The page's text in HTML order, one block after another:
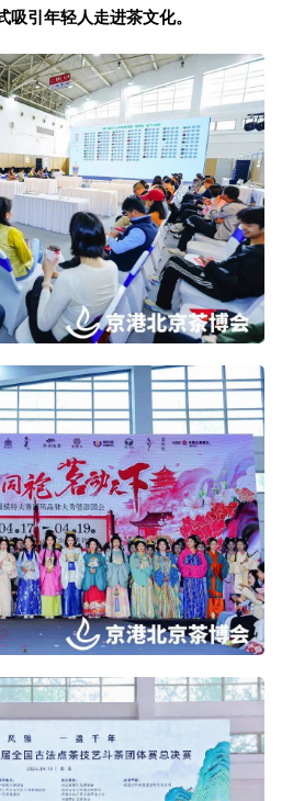
吸引年轻人走进茶文化。